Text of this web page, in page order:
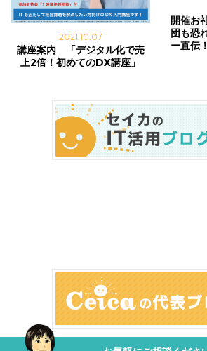
2021.10.07
講座案内 「デジタル化で売
上2倍！初めてのDX講座」
開催お
団も恐
ー直伝